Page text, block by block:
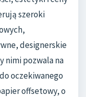
szeroki
designerskie
nimi pozwala na
oczekiwanego
offsetowy, o